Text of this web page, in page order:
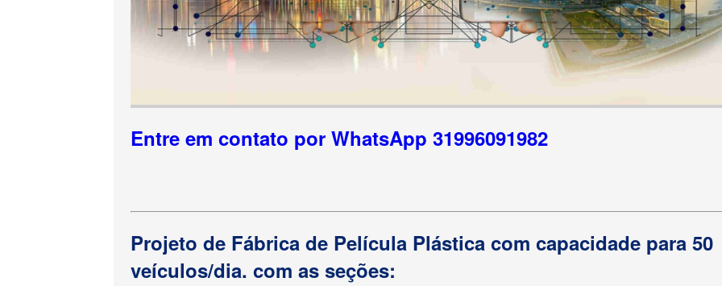
Entre em contato por WhatsApp 31996091982
Projeto de Fábrica de Película Plástica com capacidade para 50
veículos/dia. com as seções: